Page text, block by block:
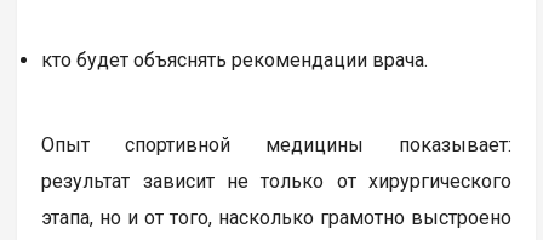
кто будет объяснять рекомендации врача.
Опыт спортивной медицины показывает:
результат зависит не только от хирургического
этапа, но и от того, насколько грамотно выстроено